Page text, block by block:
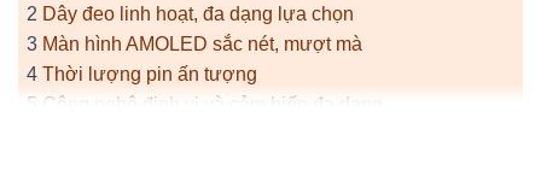
2 Dây đeo linh hoạt, đa dạng lựa chọn
3 Màn hình AMOLED sắc nét, mượt mà
4 Thời lượng pin ấn tượng
5 Công nghệ định vị và cảm biến đa dạng